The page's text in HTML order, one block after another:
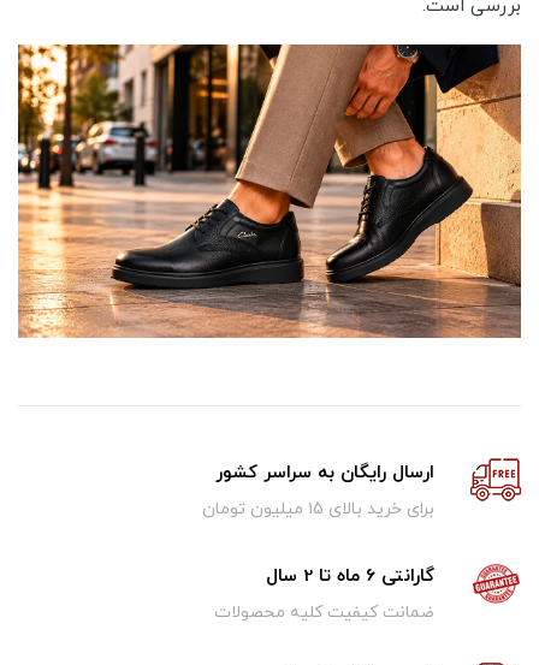
بررسی است.
ارسال رایگان به سراسر کشور
برای خرید بالای ۱5 میلیون تومان
گارانتی 6 ماه تا 2 سال
ضمانت کیفیت کلیه محصولات